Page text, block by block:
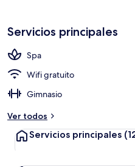
Servicios principales
Spa
Wifi gratuito
Gimnasio
Ver todos
Servicios principales